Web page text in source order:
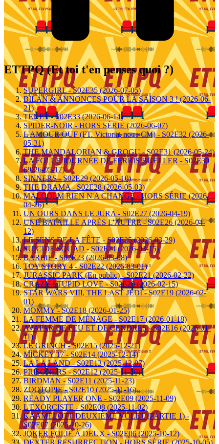
ETTPQ (Et toi t'en penses quoi ?)
SUPERGIRL - S02E35 (2026-07-05)
BILAN & ANNONCES POUR LA SAISON 3 ! (2026-06-
21)
TENET - S02E33 (2026-06-14)
SPIDER-NOIR - HORS SÉRIE (2026-06-07)
L'AMOUR OUF (FT. Victoria, notre CM) - S02E32 (2026-
05-31)
THE MANDALORIAN & GROGU - S02E31 (2026-05-24)
LA FOLLE JOURNÉE DE FERRIS BUELLER - S02E30
(2026-05-17)
SINNERS - S02E29 (2026-05-10)
THE DRAMA - S02E28 (2026-05-03)
MALCOLM RIEN N'A CHANGÉ - HORS SÉRIE (2026-
04-26)
UN OURS DANS LE JURA - S02E27 (2026-04-19)
UNE BATAILLE APRÈS L'AUTRE - S02E26 (2026-04-
12)
LE SENS DE LA FÊTE - S02E25 (2026-03-29)
SUICIDE SQUAD - S02E24 (2026-03-15)
BARBIE - S02E23 (2026-03-08)
TOY STORY 4 - S02E22 (2026-03-01)
JURASSIC PARK (En public) - S02E21 (2026-02-22)
CRAZY STUPID LOVE - S02E20 (2026-02-15)
STAR WARS VIII, THE LAST JEDI - S02E19 (2026-02-
01)
MOMMY - S02E18 (2026-01-25)
LA FEMME DE MÉNAGE - S02E17 (2026-01-18)
AVATAR DE FEU ET DE CENDRES - S02E16 (2026-01-
11)
LE GRINCH - S02E15 (2025-12-21)
MICKEY 17 - S02E14 (2025-12-14)
LA LA LAND - S02E13 (2025-12-07)
PRISONERS - S02E12 (2025-11-30)
BIRDMAN - S02E11 (2025-11-23)
ZOOTOPIE - S02E10 (2025-11-16)
READY PLAYER ONE - S02E09 (2025-11-09)
L'EXORCISTE - S02E08 (2025-11-02)
KAAMELOTT DEUXIÈME VOLET (PARTIE 1) -
S02E07 (2025-10-26)
JOKER FOLIE À DEUX - S02E06 (2025-10-12)
DEXTER RESURRECTION - HORS SÉRIE (2025-10-05)